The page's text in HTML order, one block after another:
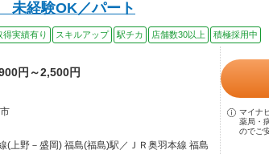
未経験OK／パート
得実績有り スキルアップ 駅チカ 店舗数30以上 積極採用中
円～2,500円
(上野－盛岡) 福島(福島)駅／ＪＲ奥羽本線 福島
マイナ
薬局・
のでご